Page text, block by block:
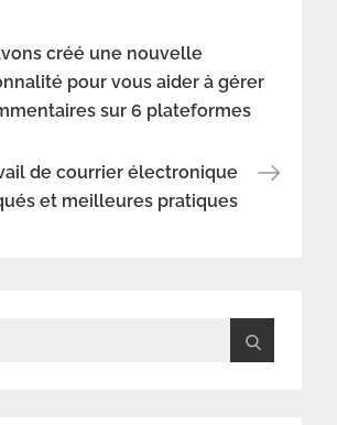
créé une nouvelle
pour vous aider à gérer
sur 6 plateformes
de courrier électronique
et meilleures pratiques